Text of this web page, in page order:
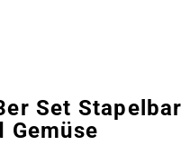
Set
Gemüse